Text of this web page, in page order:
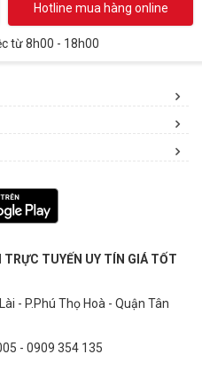
Hotline mua hàng online
từ 8h00 - 18h00
TRỰC TUYẾN UY TÍN GIÁ TỐT
- P.Phú Thọ Hoà - Quận Tân
- 0909 354 135